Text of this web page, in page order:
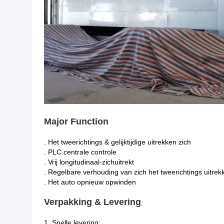
Major Function
. Het tweerichtings & gelijktijdige uitrekken zich
. PLC centrale controle
. Vrij longitudinaal-zichuitrekt
. Regelbare verhouding van zich het tweerichtings
. Het auto opnieuw opwinden
Verpakking & Levering